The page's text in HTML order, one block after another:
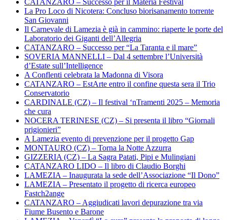
La Pro Loco di Nicotera: Concluso biorisanamento torrente
San Giovanni
Il Carnevale di Lamezia è già in cammino: riaperte le porte del
Laboratorio dei Giganti dell’Allegria
CATANZARO – Successo per “La Taranta e il mare”
SOVERIA MANNELLI – Dal 4 settembre l’Università
d’Estate sull’Intelligence
A Conflenti celebrata la Madonna di Visora
CATANZARO – EstArte entro il confine questa sera il Trio
Conservatorio
CARDINALE (CZ) – Il festival ‘nTramenti 2025 – Memoria
che cura
NOCERA TERINESE (CZ) – Si presenta il libro “Giornali
prigionieri”
A Lamezia evento di prevenzione per il progetto Gap
MONTAURO (CZ) – Torna la Notte Azzurra
GIZZERIA (CZ) – La Sagra Patati, Pipi e Mulingiani
CATANZARO LIDO – Il libro di Claudio Borghi
LAMEZIA – Inaugurata la sede dell’Associazione “Il Dono”
LAMEZIA – Presentato il progetto di ricerca europeo
Fastch2ange
CATANZARO – Aggiudicati lavori depurazione tra via
Fiume Busento e Barone